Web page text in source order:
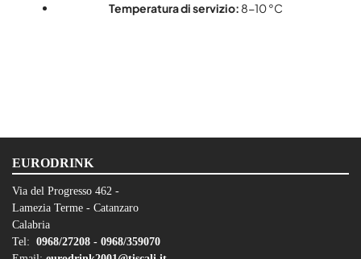
Temperatura di servizio: 8-10 °C
EURODRINK
Via del Progresso 462 -
Lamezia Terme - Catanzaro
Calabria
Tel: 0968/27208 - 0968/359070